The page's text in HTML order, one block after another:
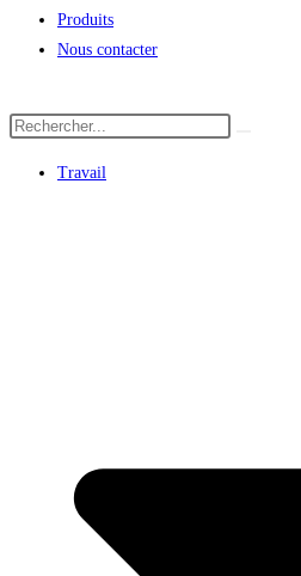
Produits
Nous contacter
Travail